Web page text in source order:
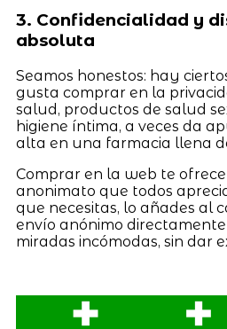
3. Confidencialidad y
absoluta
Seamos honestos: hay
gusta comprar en la
salud, productos de salud
higiene íntima, a veces da
alta en una farmacia llena
Comprar en la web te
anonimato que todos
que necesitas, lo añades al
envío anónimo
miradas incómodas, sin dar